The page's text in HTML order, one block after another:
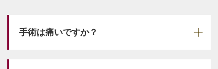
手術は痛いですか？